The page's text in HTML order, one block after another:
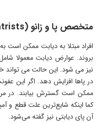
متخصص پا و زانو (Podiatrists)
افراد مبتلا به دیابت ممکن است
بروند. عوارض دیابت معمولا
نیز می شود. این حالت می تواند
در پاها افزایش دهد. اگر این
ممکن است گسترش بیابند. در
کما اینکه شایع‌ترین علت قطع و
آن پای دیابتی نیز گفته می‌شود.